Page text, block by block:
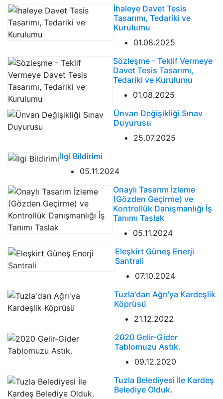
İhaleye Davet Tesis
Tasarımı, Tedariki ve
Kurulumu
01.08.2025
Sözleşme - Teklif Vermeye
Davet Tesis Tasarımı,
Tedariki ve Kurulumu
01.08.2025
Ünvan Değişikliği Sınav
Duyurusu
25.07.2025
İlgi Bildirimi
05.11.2024
Onaylı Tasarım İzleme
(Gözden Geçirme) ve
Kontrollük Danışmanlığı İş
Tanımı Taslak
05.11.2024
Eleşkirt Güneş Enerji
Santrali
07.10.2024
Tuzla'dan Ağrı'ya Kardeşlik
Köprüsü
21.12.2022
2020 Gelir-Gider
Tablomuzu Astık.
09.12.2020
Tuzla Belediyesi İle Kardeş
Belediye Olduk.